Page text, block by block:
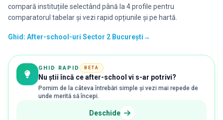
compară instituțiile selectând până la 4 profile pentru
comparatorul tabelar și vezi rapid opțiunile și pe hartă.
Ghid: After-school-uri Sector 2 București→
GHID RAPID BETA
Nu știi încă ce after-school vi s-ar potrivi?
Pornim de la câteva întrebări simple și vezi mai repede de
unde merită să începi.
Deschide